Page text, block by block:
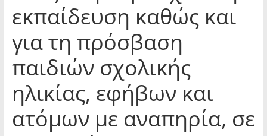
εκπαίδευση καθώς και
για τη πρόσβαση
παιδιών σχολικής
ηλικίας, εφήβων και
ατόμων με αναπηρία, σε